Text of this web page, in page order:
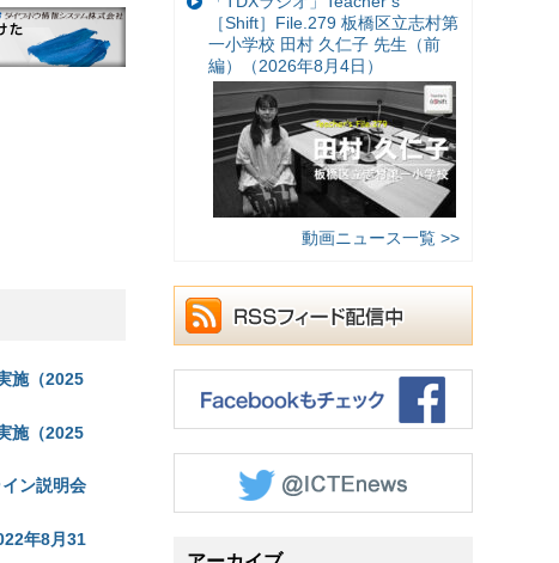
施（2025
施（2025
ン説明会
年8月31
［Shift］File.279 板橋区立志村第
一小学校 田村 久仁子 先生（前
編）（2026年8月4日）
動画ニュース一覧 >>